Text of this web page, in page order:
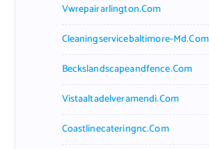
Vwrepairarlington.com
Cleaningservicebaltimore-Md.com
Beckslandscapeandfence.com
Vistaaltadelveramendi.com
Coastlinecateringnc.com